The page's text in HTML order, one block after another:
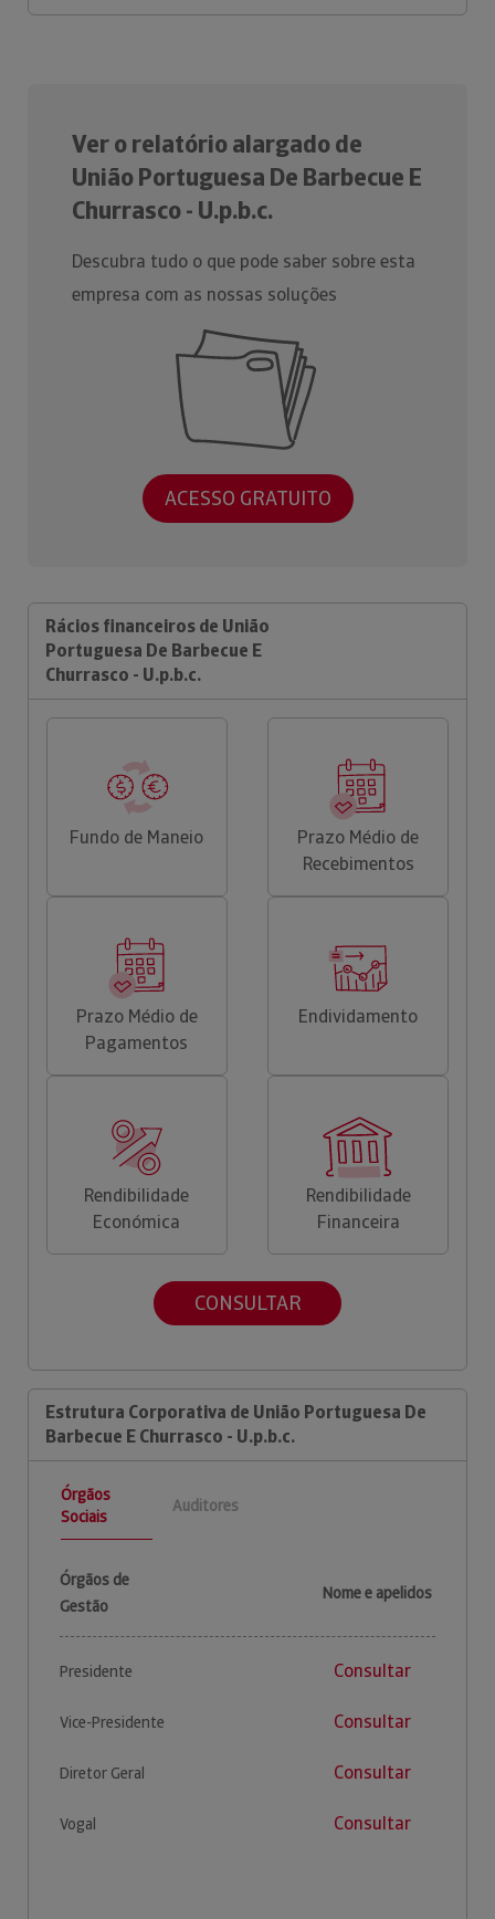
Ver o relatório alargado de
União Portuguesa De Barbecue E
Churrasco - U.p.b.c.
Descubra tudo o que pode saber sobre esta
empresa com as nossas soluções
ACESSO GRATUITO
Rácios financeiros de União
Portuguesa De Barbecue E
Churrasco - U.p.b.c.
Fundo de Maneio
Prazo Médio de
Recebimentos
Prazo Médio de
Pagamentos
Endividamento
Rendibilidade
Económica
Rendibilidade
Financeira
CONSULTAR
Estrutura Corporativa de União Portuguesa De
Barbecue E Churrasco - U.p.b.c.
Órgãos
Sociais
Auditores
Órgãos de
Gestão
Nome e apelidos
Presidente Consultar
Vice-Presidente Consultar
Diretor Geral Consultar
Vogal Consultar